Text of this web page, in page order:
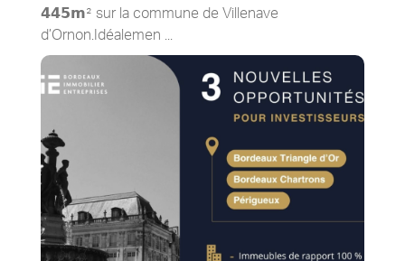
𝟰𝟰𝟱𝗺² sur la commune de Villenave
d’Ornon.Idéalemen ...